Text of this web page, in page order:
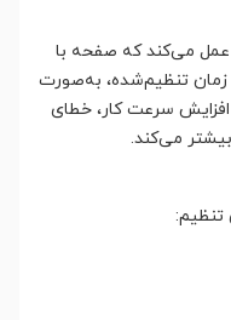
می‌کند که صفحه با
زمان تنظیم‌شده، به‌صورت
افزایش سرعت کار، خطای
بیشتر می‌کند.
تنظیم: